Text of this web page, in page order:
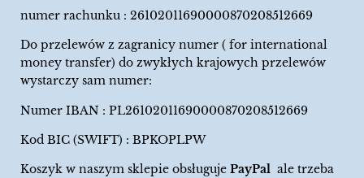
numer rachunku : 26102011690000870208512669
Do przelewów z zagranicy numer ( for international
money transfer) do zwykłych krajowych przelewów
wystarczy sam numer:
Numer IBAN : PL26102011690000870208512669
Kod BIC (SWIFT) : BPKOPLPW
Koszyk w naszym sklepie obsługuje PayPal ale trzeba